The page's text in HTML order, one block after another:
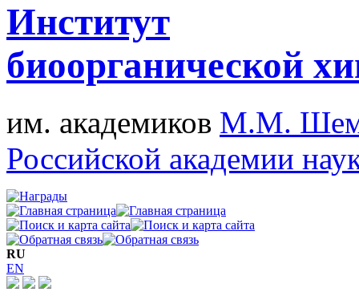
Институт
биоорганической
им. академиков М.М.
Российской академии
RU
EN